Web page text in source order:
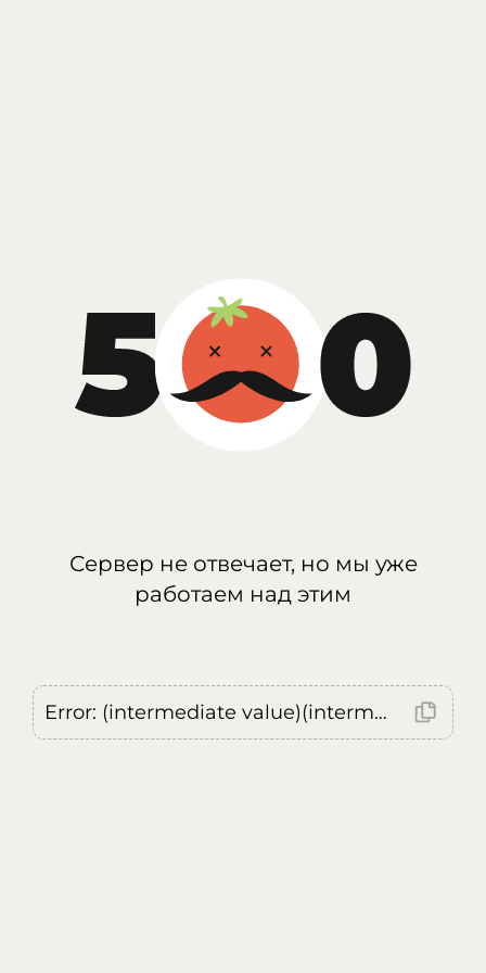
Сервер не отвечает, но мы уже
работаем над этим
Error: (intermediate value)(intermediate value)(intermediate value).replaceAll is not a function